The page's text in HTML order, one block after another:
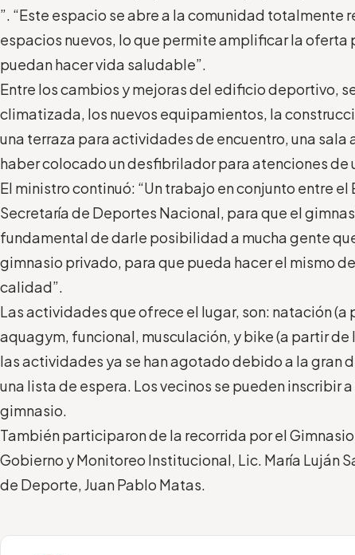
”. “Este espacio se abre a la comunidad totalmente
espacios nuevos, lo que permite amplificar la oferta
puedan hacer vida saludable”.
Entre los cambios y mejoras del edificio deportivo,
climatizada, los nuevos equipamientos, la
una terraza para actividades de encuentro, una sala
haber colocado un desfibrilador para atenciones de
El ministro continuó: “Un trabajo en conjunto entre
Secretaría de Deportes Nacional, para que el
fundamental de darle posibilidad a mucha gente
gimnasio privado, para que pueda hacer el mismo
calidad”.
Las actividades que ofrece el lugar, son: natación (a
aquagym, funcional, musculación, y bike (a partir de
las actividades ya se han agotado debido a la gran
una lista de espera. Los vecinos se pueden inscribir
gimnasio.
También participaron de la recorrida por el
Gobierno y Monitoreo Institucional, Lic. María Luján
de Deporte, Juan Pablo Matas.